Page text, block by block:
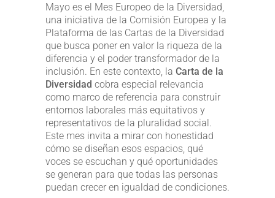
Mayo es el Mes Europeo de la Diversidad,
una iniciativa de la Comisión Europea y la
Plataforma de las Cartas de la Diversidad
que busca poner en valor la riqueza de la
diferencia y el poder transformador de la
inclusión. En este contexto, la Carta de la
Diversidad cobra especial relevancia
como marco de referencia para construir
entornos laborales más equitativos y
representativos de la pluralidad social.
Este mes invita a mirar con honestidad
cómo se diseñan esos espacios, qué
voces se escuchan y qué oportunidades
se generan para que todas las personas
puedan crecer en igualdad de condiciones.